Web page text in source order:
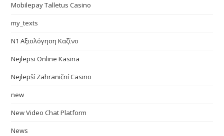
Mobilepay Talletus Casino
my_texts
N1 Αξιολόγηση Καζίνο
Nejlepsi Online Kasina
Nejlepší Zahraniční Casino
new
New Video Chat Platform
News